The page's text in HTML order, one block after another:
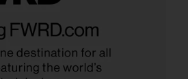
Black Caviar
$85